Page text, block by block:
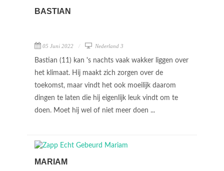
BASTIAN
05 Juni 2022 Nederland 3
Bastian (11) kan 's nachts vaak wakker liggen over
het klimaat. Hij maakt zich zorgen over de
toekomst, maar vindt het ook moeilijk daarom
dingen te laten die hij eigenlijk leuk vindt om te
doen. Moet hij wel of niet meer doen ...
MARIAM